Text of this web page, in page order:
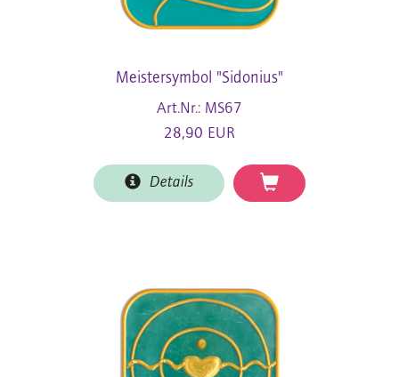
Meistersymbol "Sidonius"
Art.Nr.: MS67
28,90 EUR
Details